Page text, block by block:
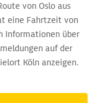
von Oslo aus
eine Fahrtzeit von
Informationen über
auf der
Köln anzeigen.